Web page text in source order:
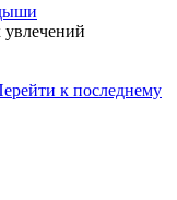
к последнему